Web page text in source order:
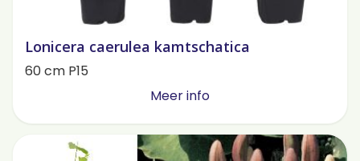
Lonicera caerulea kamtschatica
60 cm P15
Meer info